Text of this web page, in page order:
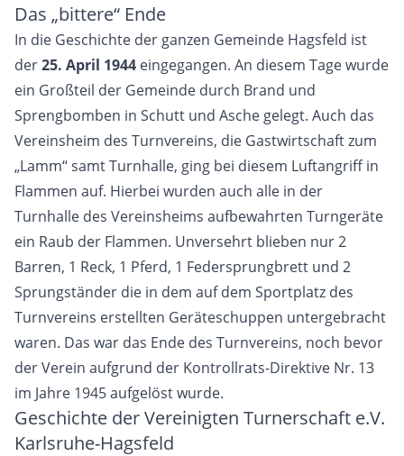
Das „bittere“ Ende
In die Geschichte der ganzen Gemeinde Hagsfeld ist
der25. April 1944 eingegangen. An diesem Tage wurde
ein Großteil der Gemeinde durch Brand und
Sprengbomben in Schutt und Asche gelegt. Auch das
Vereinsheim des Turnvereins, die Gastwirtschaft zum
„Lamm“ samt Turnhalle, ging bei diesem Luftangriff in
Flammen auf. Hierbei wurden auch alle in der
Turnhalle des Vereinsheims aufbewahrten Turngeräte
ein Raub der Flammen. Unversehrt blieben nur 2
Barren, 1 Reck, 1 Pferd, 1 Federsprungbrett und 2
Sprungständer die in dem auf dem Sportplatz des
Turnvereins erstellten Geräteschuppen untergebracht
waren. Das war das Ende des Turnvereins, noch bevor
der Verein aufgrund der Kontrollrats-Direktive Nr. 13
im Jahre 1945 aufgelöst wurde.
Geschichte der Vereinigten Turnerschaft e.V.
Karlsruhe-Hagsfeld